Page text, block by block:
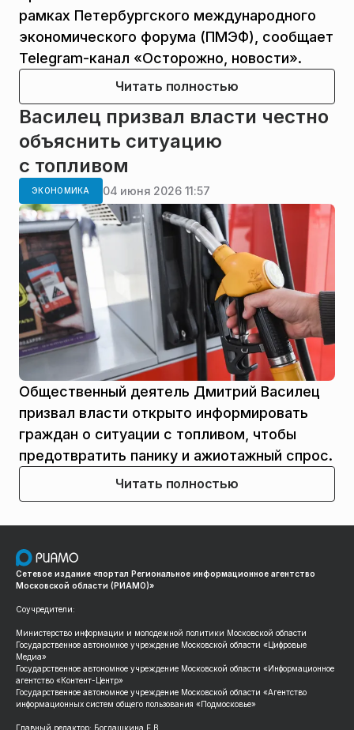
рамках Петербургского международного
экономического форума (ПМЭФ), сообщает
Telegram-канал «Осторожно, новости».
Читать полностью
Василец призвал власти честно
объяснить ситуацию
с топливом
ЭКОНОМИКА 04 июня 2026 11:57
Общественный деятель Дмитрий Василец
призвал власти открыто информировать
граждан о ситуации с топливом, чтобы
предотвратить панику и ажиотажный спрос.
Читать полностью
Сетевое издание «портал Региональное информационное агентство
Московской области (РИАМО)»
Соучредители:
Министерство информации и молодежной политики Московской области
Государственное автономное учреждение Московской области «Цифровые
Медиа»
Государственное автономное учреждение Московской области «Информационное
агентство «Контент-Центр»
Государственное автономное учреждение Московской области «Агентство
информационных систем общего пользования «Подмосковье»
Главный редактор: Богдашкина Е.В.